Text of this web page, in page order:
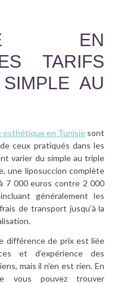
EN
TARIFS
AU
esthétique en Tunisie sont
ceux pratiqués dans les
varier du simple au triple
une liposuccion complète
7 000 euros contre 2 000
généralement les
de transport jusqu’à la
différence de prix est liée
et d’expérience des
mais il n’en est rien. En
vous pouvez trouver